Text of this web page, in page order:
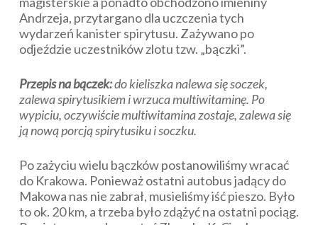
Andrzeja, przytargano dla uczczenia tych
wydarzeń kanister spirytusu. Zażywano po
odjeździe uczestników zlotu tzw. „bączki”.
Przepis na bączek:do kieliszka nalewa się soczek,
zalewa spirytusikiem i wrzuca multiwitaminę. Po
wypiciu, oczywiście multiwitamina zostaje, zalewa się
ją nową porcją spirytusiku i soczku.
Po zażyciu wielu bączków postanowiliśmy wracać
do Krakowa. Ponieważ ostatni autobus jadący do
Makowa nas nie zabrał, musieliśmy iść pieszo. Było
to ok. 20 km, a trzeba było zdążyć na ostatni pociąg.